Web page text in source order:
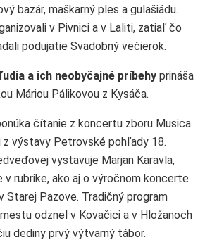
bazár, maškarný ples a gulašiádu.
v Pivnici a v Laliti, zatiaľ čo
podujatie Svadobný večierok.
a ich neobyčajné príbehy prináša
Máriou Pálikovou z Kysáča.
čítanie z koncertu zboru Musica
z výstavy Petrovské pohľady 18.
vystavuje Marjan Karavla,
rubrike, ako aj o výročnom koncerte
Starej Pazove. Tradičný program
odznel v Kovačici a v Hložanoch
dediny prvý výtvarný tábor.